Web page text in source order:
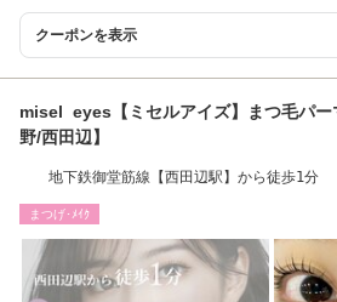
クーポンを表示
misel eyes【ミセルアイズ】まつ毛パー
野/西田辺】
地下鉄御堂筋線【西田辺駅】から徒歩1分
まつげ･ﾒｲｸ